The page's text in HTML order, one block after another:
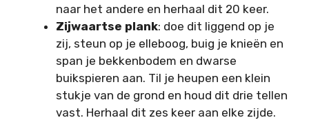
naar het andere en herhaal dit 20 keer.
Zijwaartse plank: doe dit liggend op je
zij, steun op je elleboog, buig je knieën en
span je bekkenbodem en dwarse
buikspieren aan. Til je heupen een klein
stukje van de grond en houd dit drie tellen
vast. Herhaal dit zes keer aan elke zijde.